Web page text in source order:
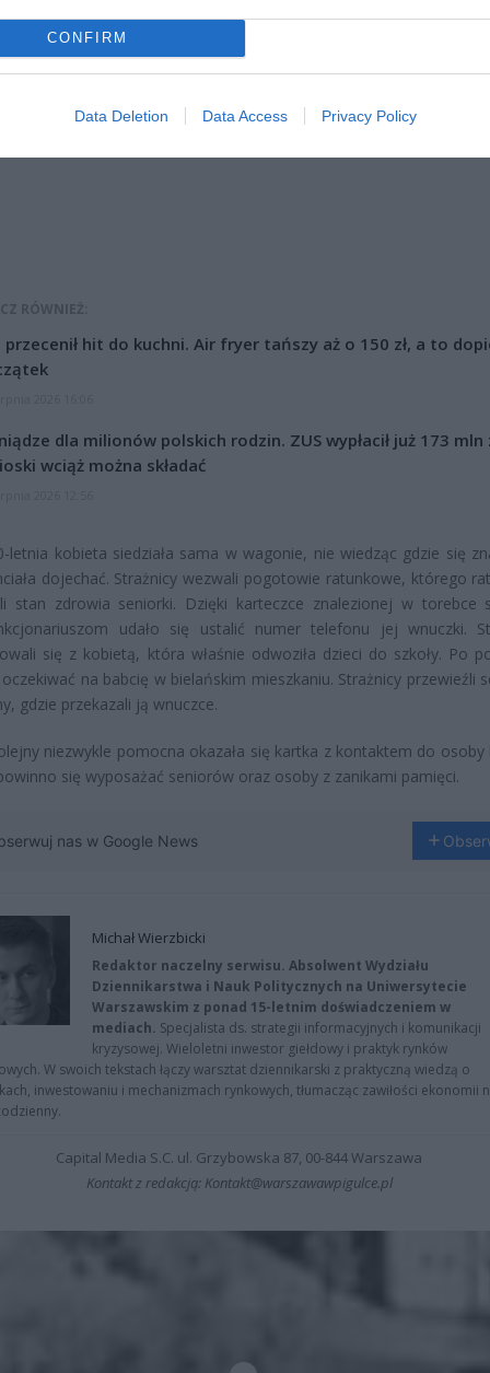
CONFIRM
Data Deletion Data Access Privacy Policy
ad
RÓWNIEŻ:
przecenił hit do kuchni. Air fryer tańszy aż o 150 zł, a to
dla milionów polskich rodzin. ZUS wypłacił już 173 mln
wciąż można składać
letnia kobieta siedziała sama w wagonie, nie wiedząc gdzie się
dojechać. Strażnicy wezwali pogotowie ratunkowe, którego
stan zdrowia seniorki. Dzięki karteczce znalezionej w torebce
udało się ustalić numer telefonu jej wnuczki.
się z kobietą, która właśnie odwoziła dzieci do szkoły. Po
oczekiwać na babcię w bielańskim mieszkaniu. Strażnicy przewieźli
gdzie przekazali ją wnuczce.
niezwykle pomocna okazała się kartka z kontaktem do osoby
się wyposażać seniorów oraz osoby z zanikami pamięci.
nas w Google News
Michał Wierzbicki
Redaktor naczelny serwisu. Absolwent Wydziału
Dziennikarstwa i Nauk Politycznych na Uniwersytecie
Warszawskim z ponad 15-letnim doświadczeniem w
mediach. Specjalista ds. strategii informacyjnych i komunikacji
kryzysowej. Wieloletni inwestor giełdowy i praktyk rynków
W swoich tekstach łączy warsztat dziennikarski z praktyczną wiedzą o
inwestowaniu i mechanizmach rynkowych, tłumacząc zawiłości ekonomii
Capital Media S.C. ul. Grzybowska 87, 00-844 Warszawa
Kontakt z redakcją: Kontakt@warszawawpigulce.pl